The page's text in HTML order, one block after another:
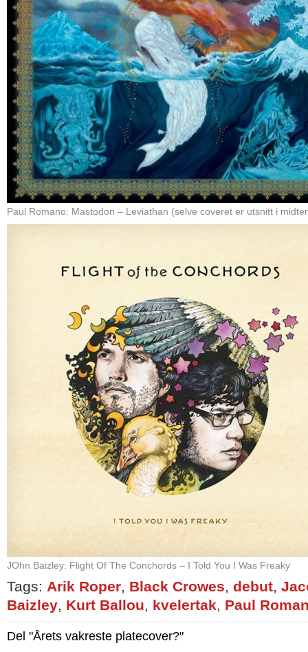
Paul Romano: Mastodon – Leviathan (selve coveret er utsnitt i
JOhn Baizley: Flight Of The Conchords – I Told You I Was Freaky
Tags: Arik Roper, Black Crowes, debut,
Baizley, Kurt Ballou, kvelertak, Paul
Del "Årets vakreste platecover?"